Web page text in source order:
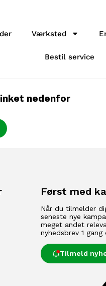
Værksted
Bestil service
nedenfor
Først med
Når du tilmelder
seneste nye
meget andet
nyhedsbrev 1
Tilmeld